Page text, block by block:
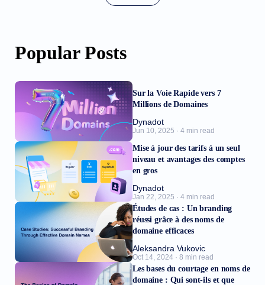
Popular Posts
Sur la Voie Rapide vers 7
Millions de Domaines
Dynadot
Jun 10, 2025 · 4 min read
Mise à jour des tarifs à un seul
niveau et avantages des comptes
en gros
Dynadot
Jan 22, 2025 · 4 min read
Études de cas : Un branding
réussi grâce à des noms de
domaine efficaces
Aleksandra Vukovic
Oct 14, 2024 · 8 min read
Les bases du courtage en noms de
domaine : Qui sont-ils et que